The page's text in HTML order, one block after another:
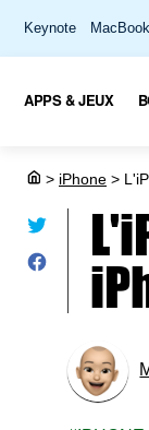
Keynote
APPS & JEUX
> iPhone >